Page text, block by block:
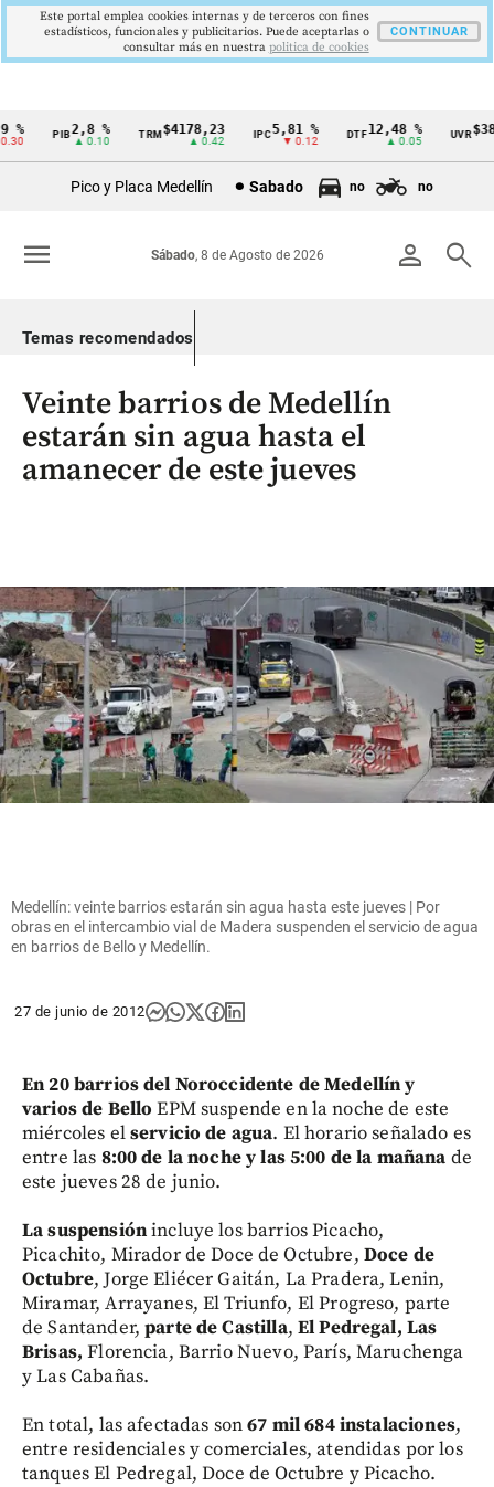
Cintillo
Colombia
PIB2,8 %
▲ 0.10
TRM$4178,23
▲ 0.42
5,81 %
▼ 0.12
DTF12,48 %
▲ 0.05
UVR
Pico y Placa Medellín Sabado no no
person search
Sábado, 8 de Agosto de 2026
menu
Temas recomendados
Veinte barrios de Medellín
estarán sin agua hasta el
amanecer de este jueves
Medellín: veinte barrios estarán sin agua hasta este jueves | Por
obras en el intercambio vial de Madera suspenden el servicio de agua
en barrios de Bello y Medellín.
27 de junio de 2012
En 20 barrios del Noroccidente de Medellín y
varios de BelloEPM suspende en la noche de este
miércoles elservicio de agua. El horario señalado es
entre las 8:00 de la noche y las 5:00 de la mañana de
este jueves 28 de junio.
La suspensiónincluye los barrios Picacho,
Picachito, Mirador de Doce de Octubre, Doce de
Octubre, Jorge Eliécer Gaitán, La Pradera, Lenin,
Miramar, Arrayanes, El Triunfo, El Progreso, parte
de Santander,parte de Castilla, El Pedregal, Las
Brisas, Florencia, Barrio Nuevo, París, Maruchenga
y Las Cabañas.
En total, las afectadas son67 mil 684 instalaciones,
entre residenciales y comerciales, atendidas por los
tanques El Pedregal, Doce de Octubre y Picacho.
Este portal emplea cookies internas y de terceros con fines
estadísticos, funcionales y publicitarios. Puede aceptarlas o
consultar más en nuestra politica de cookies
CONTINUAR